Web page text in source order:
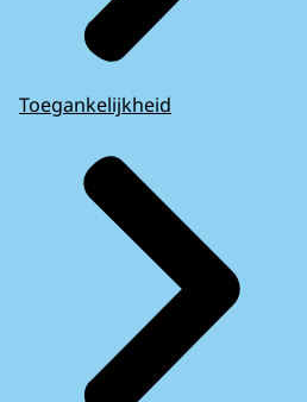
Toegankelijkheid